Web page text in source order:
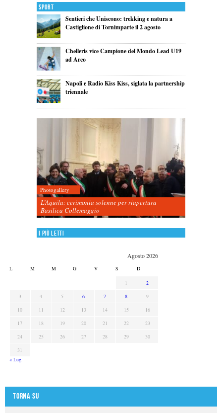
Sport
Sentieri che Uniscono: trekking e natura a
Castiglione di Tornimparte il 2 agosto
Chelleris vice Campione del Mondo Lead U19
ad Arco
Napoli e Radio Kiss Kiss, siglata la partnership
triennale
Photogallery
L’Aquila: cerimonia solenne per riapertura
Basilica Collemaggio
I più letti
Agosto 2026
L M M G V S D
1
2
3
4 5 6 7 8
9
10
11 12 13 14 15
16
17
18 19 20 21 22
23
24
25 26 27 28 29
30
31
« Lug
Torna su